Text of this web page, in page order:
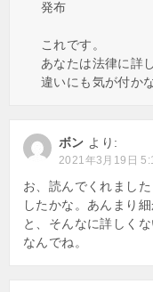
発布
これです。
あなたは法律に詳
違いにも気が付か
ボン より:
2021年3月19日
お、読んでくれまし
したかな。あんまり
と、そんなに詳しく
なんでね。